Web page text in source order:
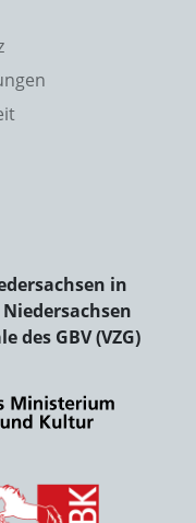
in
des GBV (VZG)